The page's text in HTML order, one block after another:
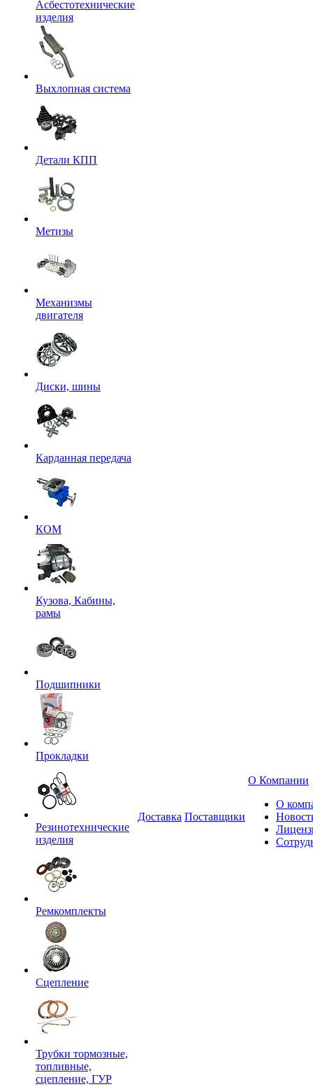
Асбестотехнические
изделия
Выхлопная система
Детали КПП
Метизы
Механизмы
двигателя
Диски, шины
Карданная передача
КОМ
Кузова, Кабины,
рамы
Подшипники
Прокладки
Резинотехнические
изделия
Ремкомплекты
Сцепление
Трубки тормозные,
топливные,
сцепление, ГУР
Доставка Поставщики
О Компании
О